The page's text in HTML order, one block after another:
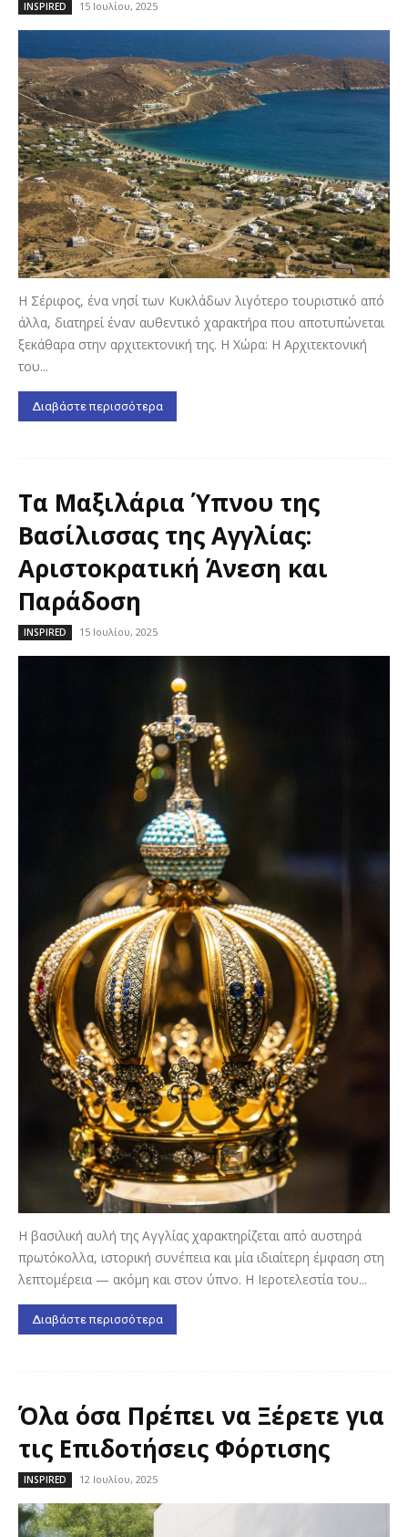
INSPIRED 15 Ιουλίου, 2025
Η Σέριφος, ένα νησί των Κυκλάδων λιγότερο τουριστικό από
άλλα, διατηρεί έναν αυθεντικό χαρακτήρα που αποτυπώνεται
ξεκάθαρα στην αρχιτεκτονική της. Η Χώρα: Η Αρχιτεκτονική
του...
Διαβάστε περισσότερα
Τα Μαξιλάρια Ύπνου της
Βασίλισσας της Αγγλίας:
Αριστοκρατική Άνεση και
Παράδοση
INSPIRED 15 Ιουλίου, 2025
Η βασιλική αυλή της Αγγλίας χαρακτηρίζεται από αυστηρά
πρωτόκολλα, ιστορική συνέπεια και μία ιδιαίτερη έμφαση στη
λεπτομέρεια — ακόμη και στον ύπνο. Η Ιεροτελεστία του...
Διαβάστε περισσότερα
Όλα όσα Πρέπει να Ξέρετε για
τις Επιδοτήσεις Φόρτισης
INSPIRED 12 Ιουλίου, 2025